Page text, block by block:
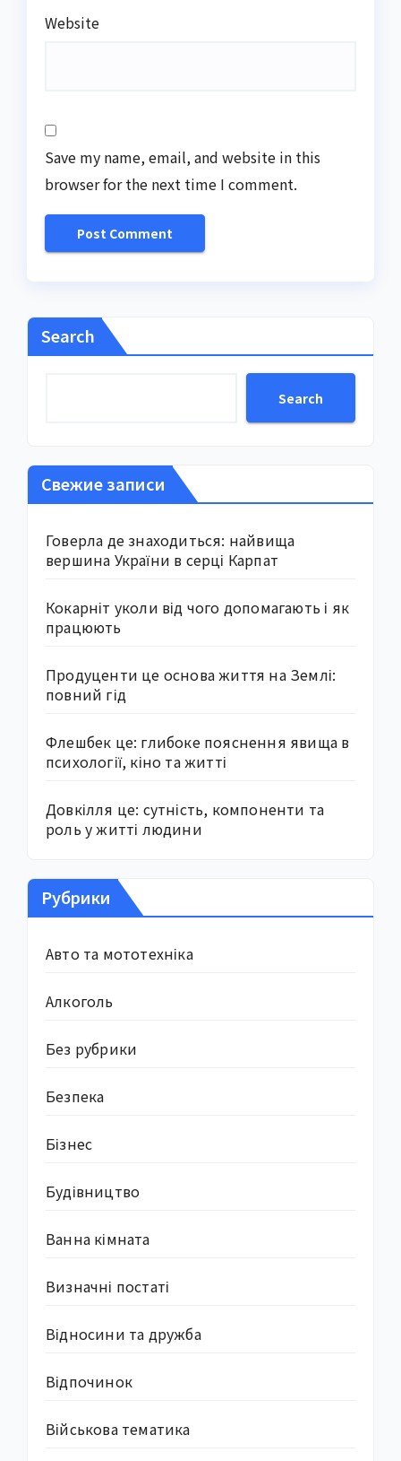
Website
Save my name, email, and website in this
browser for the next time I comment.
Search
Search
Свежие записи
Говерла де знаходиться: найвища
вершина України в серці Карпат
Кокарніт уколи від чого допомагають і як
працюють
Продуценти це основа життя на Землі:
повний гід
Флешбек це: глибоке пояснення явища в
психології, кіно та житті
Довкілля це: сутність, компоненти та
роль у житті людини
Рубрики
Авто та мототехніка
Алкоголь
Без рубрики
Безпека
Бізнес
Будівництво
Ванна кімната
Визначні постаті
Відносини та дружба
Відпочинок
Військова тематика